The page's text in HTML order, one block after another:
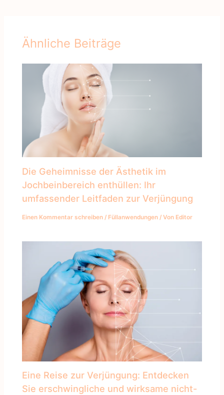
Ähnliche Beiträge
Die Geheimnisse der Ästhetik im
Jochbeinbereich enthüllen: Ihr
umfassender Leitfaden zur Verjüngung
Einen Kommentar schreiben / Füllanwendungen / Von Editor
Eine Reise zur Verjüngung: Entdecken
Sie erschwingliche und wirksame nicht-